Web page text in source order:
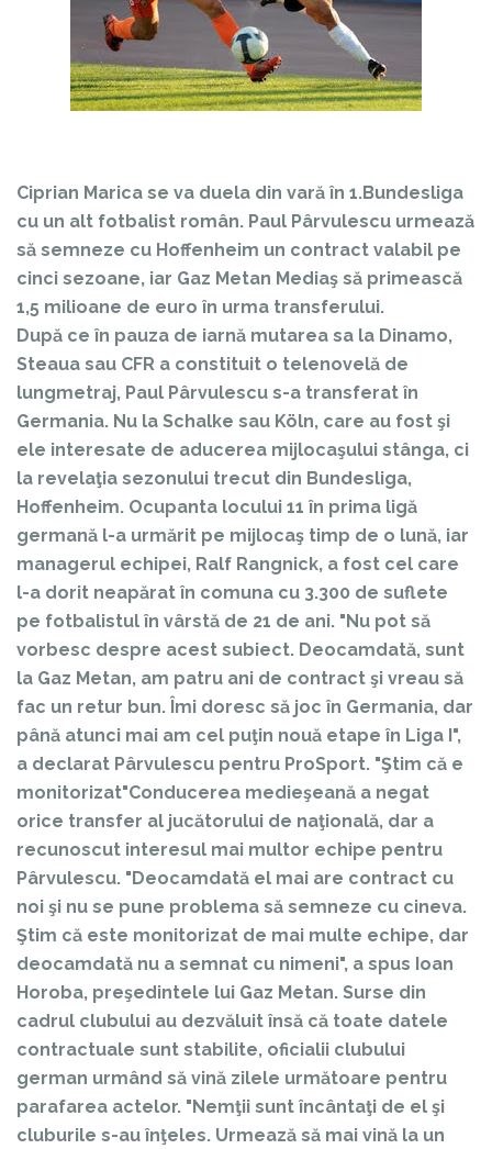
Ciprian Marica se va duela din vară în 1.Bundesliga
cu un alt fotbalist român. Paul Pârvulescu urmează
să semneze cu Hoffenheim un contract valabil pe
cinci sezoane, iar Gaz Metan Mediaş să primească
1,5 milioane de euro în urma transferului.
După ce în pauza de iarnă mutarea sa la Dinamo,
Steaua sau CFR a constituit o telenovelă de
lungmetraj, Paul Pârvulescu s-a transferat în
Germania. Nu la Schalke sau Köln, care au fost şi
ele interesate de aducerea mijlocaşului stânga, ci
la revelaţia sezonului trecut din Bundesliga,
Hoffenheim. Ocupanta locului 11 în prima ligă
germană l-a urmărit pe mijlocaş timp de o lună, iar
managerul echipei, Ralf Rangnick, a fost cel care
l-a dorit neapărat în comuna cu 3.300 de suflete
pe fotbalistul în vârstă de 21 de ani. "Nu pot să
vorbesc despre acest subiect. Deocamdată, sunt
la Gaz Metan, am patru ani de contract şi vreau să
fac un retur bun. Îmi doresc să joc în Germania, dar
până atunci mai am cel puţin nouă etape în Liga I",
a declarat Pârvulescu pentru ProSport. "Ştim că e
monitorizat"Conducerea medieşeană a negat
orice transfer al jucătorului de naţională, dar a
recunoscut interesul mai multor echipe pentru
Pârvulescu. "Deocamdată el mai are contract cu
noi şi nu se pune problema să semneze cu cineva.
Ştim că este monitorizat de mai multe echipe, dar
deocamdată nu a semnat cu nimeni", a spus Ioan
Horoba, preşedintele lui Gaz Metan. Surse din
cadrul clubului au dezvăluit însă că toate datele
contractuale sunt stabilite, oficialii clubului
german urmând să vină zilele următoare pentru
parafarea actelor. "Nemţii sunt încântaţi de el şi
cluburile s-au înţeles. Urmează să mai vină la un